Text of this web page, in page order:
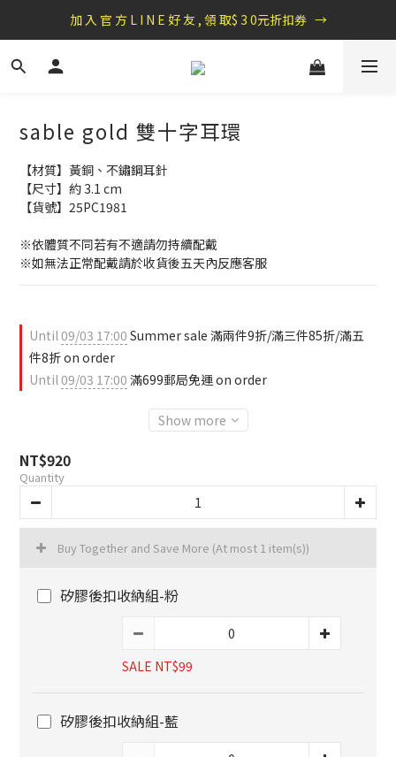
盛夏祭典：全館滿1000折100，滿2000贈『自粘式多功能包巾』
加 入 官 方 L I N E 好 友 , 領 取$ 3 0元折扣券   →
盛夏祭典：全館滿1000折100，滿2000贈『自粘式多功能包巾』
sable gold 雙十字耳環
【材質】黃銅、不鏽鋼耳針
【尺寸】約 3.1 cm
【貨號】25PC1981
※依體質不同若有不適請勿持續配戴
※如無法正常配戴請於收貨後五天內反應客服
Until09/03 17:00 Summer sale 滿兩件9折/滿三件85折/滿五
件8折 on order
Until09/03 17:00 滿699郵局免運 on order
Show more
NT$920
Quantity
Buy Together and Save More (At most 1 item(s))
矽膠後扣收納組-粉
SALE NT$99
矽膠後扣收納組-藍